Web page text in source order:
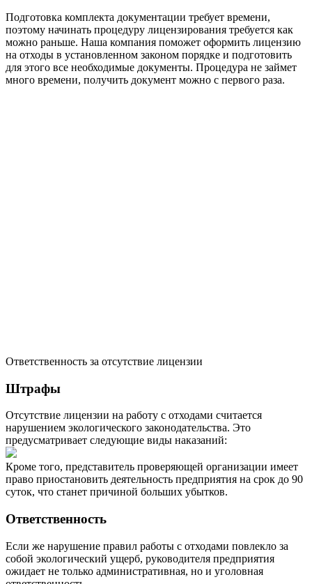
Подготовка комплекта документации требует времени,
поэтому начинать процедуру лицензирования требуется как
можно раньше. Наша компания поможет оформить лицензию
на отходы в установленном законом порядке и подготовить
для этого все необходимые документы. Процедура не займет
много времени, получить документ можно с первого раза.
Ответственность за отсутствие лицензии
Штрафы
Отсутствие лицензии на работу с отходами считается
нарушением экологического законодательства. Это
предусматривает следующие виды наказаний:
Кроме того, представитель проверяющей организации имеет
право приостановить деятельность предприятия на срок до 90
суток, что станет причиной больших убытков.
Ответственность
Если же нарушение правил работы с отходами повлекло за
собой экологический ущерб, руководителя предприятия
ожидает не только административная, но и уголовная